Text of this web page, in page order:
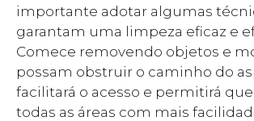
importante adotar algumas
garantam uma limpeza eficaz e
Comece removendo objetos e
possam obstruir o caminho do
facilitará o acesso e permitirá
todas as áreas com mais